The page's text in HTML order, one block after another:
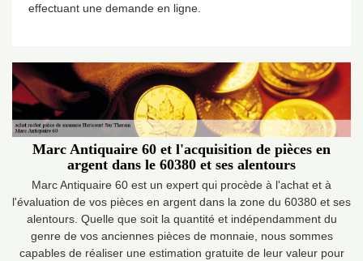
effectuant une demande en ligne.
Marc Antiquaire 60 et l'acquisition de pièces en
argent dans le 60380 et ses alentours
Marc Antiquaire 60 est un expert qui procède à l'achat et à
l'évaluation de vos pièces en argent dans la zone du 60380 et ses
alentours. Quelle que soit la quantité et indépendamment du
genre de vos anciennes pièces de monnaie, nous sommes
capables de réaliser une estimation gratuite de leur valeur pour